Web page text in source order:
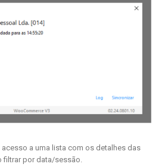
a uma lista com os detalhes das
por data/sessão.